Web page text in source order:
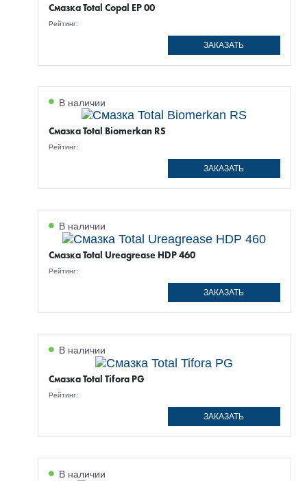
Смазка Total Copal EP 00
Рейтинг:
ЗАКАЗАТЬ
В наличии
Смазка Total Biomerkan RS
Рейтинг:
ЗАКАЗАТЬ
В наличии
Смазка Total Ureagrease HDP 460
Рейтинг:
ЗАКАЗАТЬ
В наличии
Смазка Total Tifora PG
Рейтинг:
ЗАКАЗАТЬ
В наличии